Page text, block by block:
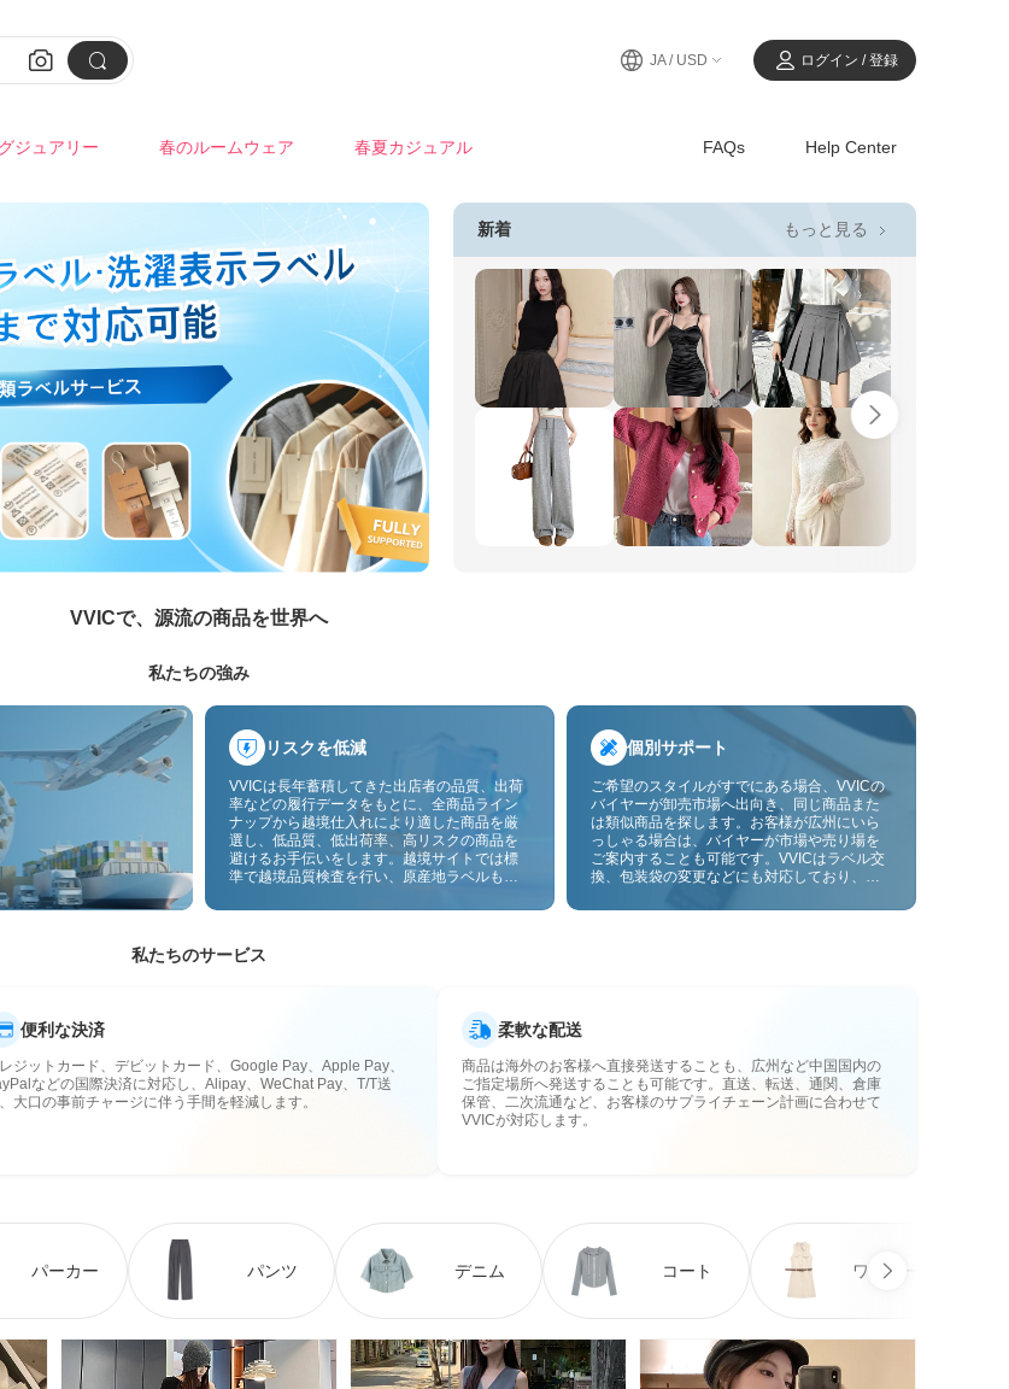
  JA / USD ログイン / 登録
ジュアリー 春のルームウェア 春夏カジュアル FAQs Help Center
新着 もっと見る 
VVICで、源流の商品を世界へ
私たちの強み
リスクを低減
VVICは長年蓄積してきた出店者の品質、出荷
率などの履行データをもとに、全商品ライン
ナップから越境仕入れにより適した商品を厳
選し、低品質、低出荷率、高リスクの商品を
避けるお手伝いをします。越境サイトでは標
準で越境品質検査を行い、原産地ラベルも貼
スのリスクをさらに抑えます。
個別サポート
ご希望のスタイルがすでにある場合、VVICの
バイヤーが卸売市場へ出向き、同じ商品また
は類似商品を探します。お客様が広州にいら
っしゃる場合は、バイヤーが市場や売り場を
ご案内することも可能です。VVICはラベル交
換、包装袋の変更などにも対応しており、今
にも対応予定です。仕入れをお客様のビジネ
私たちのサービス
便利な決済
ジットカード、デビットカード、Google Pay、Apple Pay、
などの国際決済に対応し、Alipay、WeChat Pay、T/T送
大口の事前チャージに伴う手間を軽減します。
柔軟な配送
商品は海外のお客様へ直接発送することも、広州など中国国内の
ご指定場所へ発送することも可能です。直送、転送、通関、倉庫
保管、二次流通など、お客様のサプライチェーン計画に合わせて
VVICが対応します。
パーカー パンツ デニム コート ワンピース